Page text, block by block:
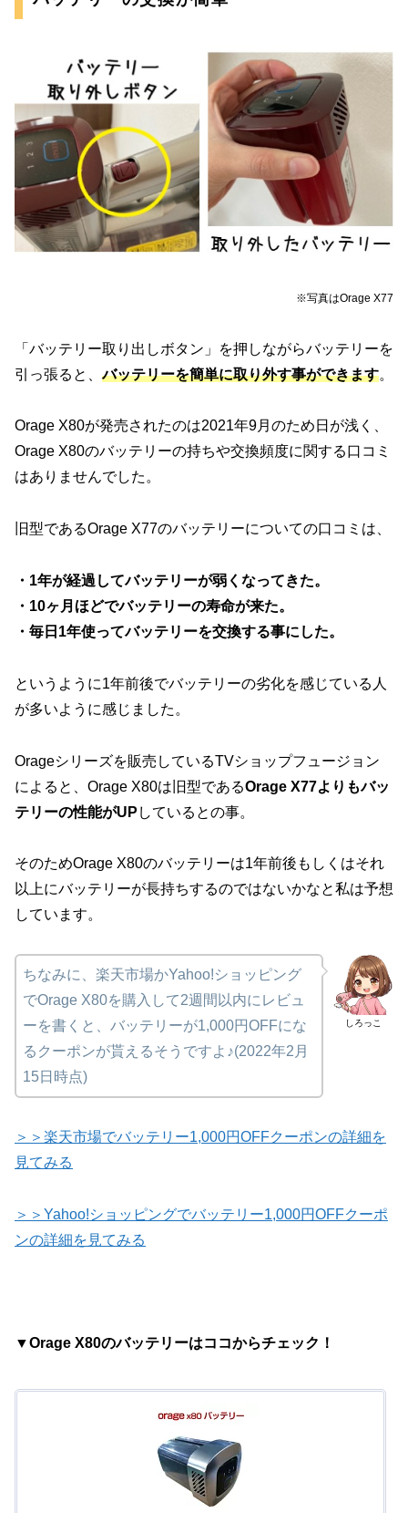
※写真はOrage X77
「バッテリー取り出しボタン」を押しながらバッテリーを
引っ張ると、バッテリーを簡単に取り外す事ができます。
Orage X80が発売されたのは2021年9月のため日が浅く、
Orage X80のバッテリーの持ちや交換頻度に関する口コミ
はありませんでした。
旧型であるOrage X77のバッテリーについての口コミは、
・1年が経過してバッテリーが弱くなってきた。
・10ヶ月ほどでバッテリーの寿命が来た。
・毎日1年使ってバッテリーを交換する事にした。
というように1年前後でバッテリーの劣化を感じている人
が多いように感じました。
Orageシリーズを販売しているTVショップフュージョン
によると、Orage X80は旧型であるOrage X77よりもバッ
テリーの性能がUP しているとの事。
そのためOrage X80のバッテリーは1年前後もしくはそれ
以上にバッテリーが長持ちするのではないかなと私は予想
しています。
しろっこ
ちなみに、楽天市場かYahoo!ショッピング
でOrage X80を購入して2週間以内にレビュ
ーを書くと、バッテリーが1,000円OFFにな
るクーポンが貰えるそうですよ♪(2022年2月
15日時点)
＞＞楽天市場でバッテリー1,000円OFFクーポンの詳細を
見てみる
＞＞Yahoo!ショッピングでバッテリー1,000円OFFクーポ
ンの詳細を見てみる
▼Orage X80のバッテリーはココからチェック！